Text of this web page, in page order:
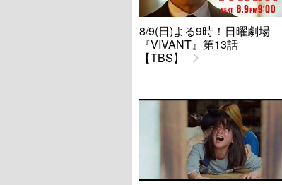
8/9(日)よる9時！日曜劇場
『VIVANT』第13話
【TBS】